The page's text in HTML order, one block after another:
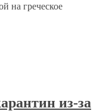
на греческое
из-за